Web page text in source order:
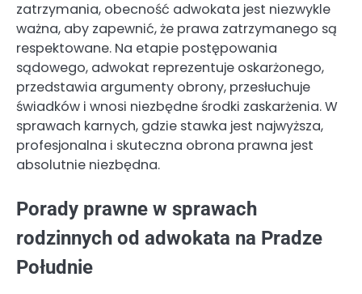
zatrzymania, obecność adwokata jest niezwykle
ważna, aby zapewnić, że prawa zatrzymanego są
respektowane. Na etapie postępowania
sądowego, adwokat reprezentuje oskarżonego,
przedstawia argumenty obrony, przesłuchuje
świadków i wnosi niezbędne środki zaskarżenia. W
sprawach karnych, gdzie stawka jest najwyższa,
profesjonalna i skuteczna obrona prawna jest
absolutnie niezbędna.
Porady prawne w sprawach
rodzinnych od adwokata na Pradze
Południe